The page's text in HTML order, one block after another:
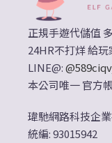
正規手遊代儲值
24HR不打烊 給
LINE@:
本公司唯一 官方
瑋馳網路科技企
統編: 93015942